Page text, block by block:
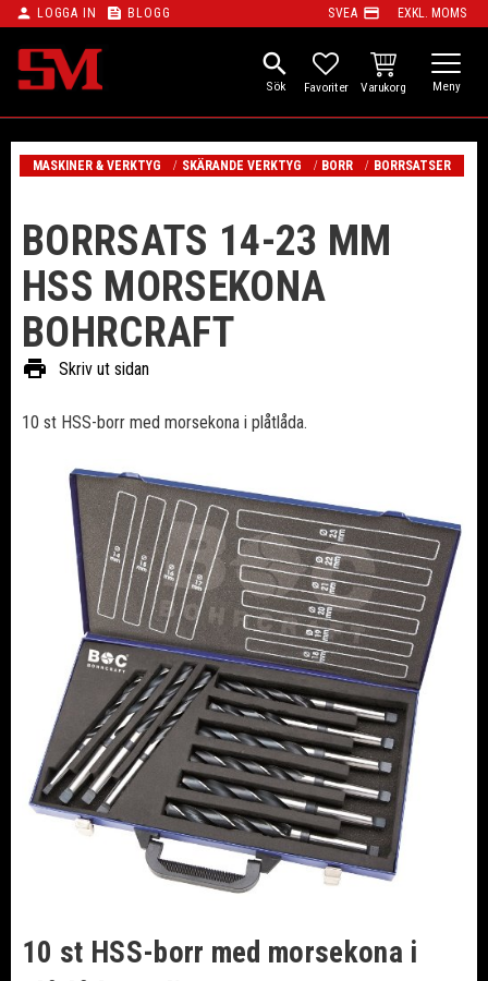
Meny
person LOGGA IN feed BLOGG SVEA payment EXKL. MOMS
search
FAVORITER
KUNDVAGN
MASKINER & VERKTYG SKÄRANDE VERKTYG BORR BORRSATSER
BORRSATS 14-23 MM
HSS MORSEKONA
BOHRCRAFT
print Skriv ut sidan
10 st HSS-borr med morsekona i plåtlåda.
10 st HSS-borr med morsekona i